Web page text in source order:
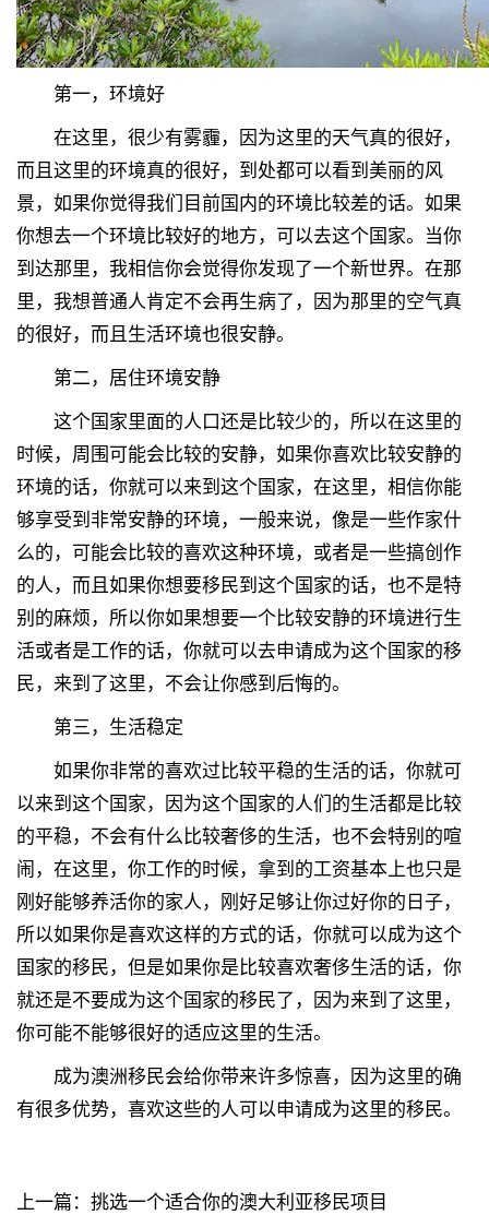
第一，环境好
在这里，很少有雾霾，因为这里的天气真的很好，
而且这里的环境真的很好，到处都可以看到美丽的风
景，如果你觉得我们目前国内的环境比较差的话。如果
你想去一个环境比较好的地方，可以去这个国家。当你
到达那里，我相信你会觉得你发现了一个新世界。在那
里，我想普通人肯定不会再生病了，因为那里的空气真
的很好，而且生活环境也很安静。
第二，居住环境安静
这个国家里面的人口还是比较少的，所以在这里的
时候，周围可能会比较的安静，如果你喜欢比较安静的
环境的话，你就可以来到这个国家，在这里，相信你能
够享受到非常安静的环境，一般来说，像是一些作家什
么的，可能会比较的喜欢这种环境，或者是一些搞创作
的人，而且如果你想要移民到这个国家的话，也不是特
别的麻烦，所以你如果想要一个比较安静的环境进行生
活或者是工作的话，你就可以去申请成为这个国家的移
民，来到了这里，不会让你感到后悔的。
第三，生活稳定
如果你非常的喜欢过比较平稳的生活的话，你就可
以来到这个国家，因为这个国家的人们的生活都是比较
的平稳，不会有什么比较奢侈的生活，也不会特别的喧
闹，在这里，你工作的时候，拿到的工资基本上也只是
刚好能够养活你的家人，刚好足够让你过好你的日子，
所以如果你是喜欢这样的方式的话，你就可以成为这个
国家的移民，但是如果你是比较喜欢奢侈生活的话，你
就还是不要成为这个国家的移民了，因为来到了这里，
你可能不能够很好的适应这里的生活。
成为澳洲移民会给你带来许多惊喜，因为这里的确
有很多优势，喜欢这些的人可以申请成为这里的移民。
上一篇： 挑选一个适合你的澳大利亚移民项目